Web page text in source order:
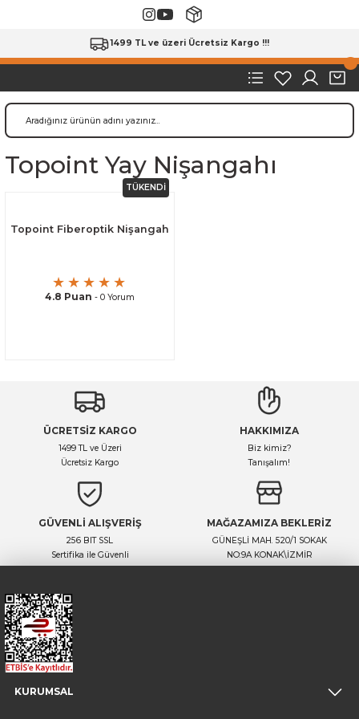
1499 TL ve üzeri Ücretsiz Kargo !!!
Topoint Yay Nişangahı
TÜKENDİ
Topoint Fiberoptik Nişangah
4.8 Puan - 0 Yorum
ÜCRETSİZ KARGO
1499 TL ve Üzeri
Ücretsiz Kargo
HAKKIMIZA
Biz kimiz?
Tanışalım!
GÜVENLİ ALIŞVERİŞ
256 BIT SSL
Sertifika ile Güvenli
MAĞAZAMIZA BEKLERİZ
GÜNEŞLİ MAH. 520/1 SOKAK
NO:9A KONAK\İZMİR
KURUMSAL